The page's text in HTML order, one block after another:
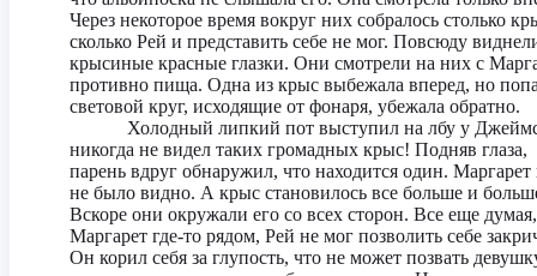
Через некоторое время вокруг них собралось столько
сколько Рей и представить себе не мог. Повсюду
крысиные красные глазки. Они смотрели на них с
противно пища. Одна из крыс выбежала вперед, но
световой круг, исходящие от фонаря, убежала обратно.
Холодный липкий пот выступил на лбу у
никогда не видел таких громадных крыс! Подняв глаза,
парень вдруг обнаружил, что находится один. Маргарет
не было видно. А крыс становилось все больше и
Вскоре они окружали его со всех сторон. Все еще
Маргарет где-то рядом, Рей не мог позволить себе
Он корил себя за глупость, что не может позвать